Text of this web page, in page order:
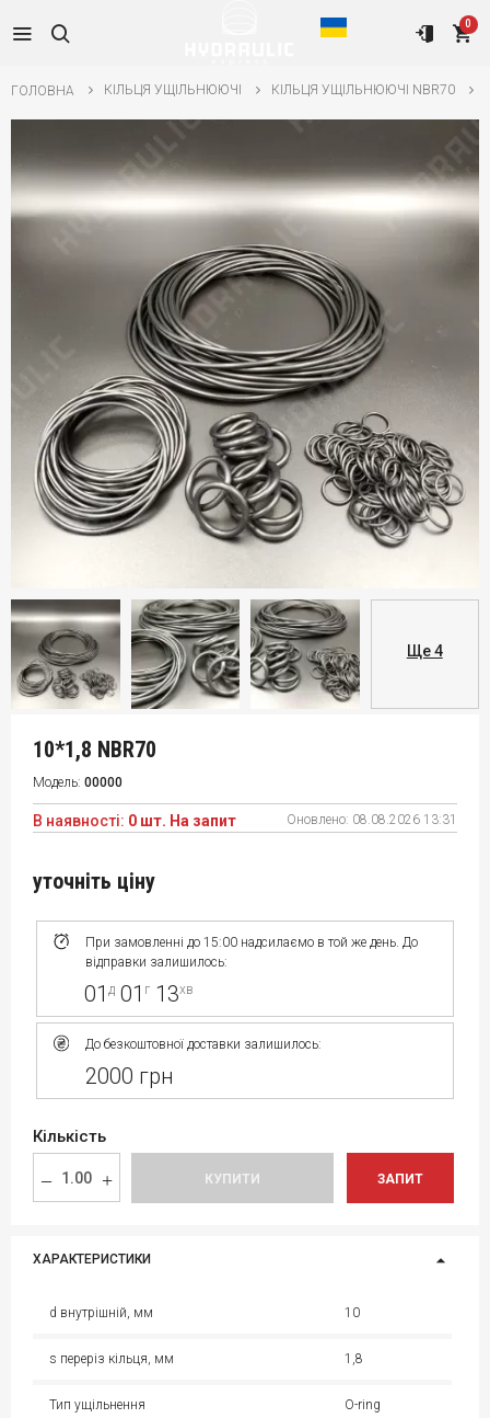
0
ГОЛОВНА КІЛЬЦЯ УЩІЛЬНЮЮЧІ КІЛЬЦЯ УЩІЛЬНЮЮЧІ NBR70
Ще 4
10*1,8 NBR70
Модель: 00000
В наявності: 0 шт. На запит Оновлено: 08.08.2026 13:31
При замовленні до 15:00 надсилаємо в той же день. До
відправки залишилось:
01д 01 г 13хв
До безкоштовної доставки залишилось:
2000 грн
уточніть ціну
Кількість
КУПИТИ ЗАПИТ
ХАРАКТЕРИСТИКИ
d внутрішній, мм 10
s переріз кільця, мм 1,8
Тип ущільнення O-ring